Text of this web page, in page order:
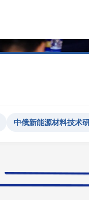
中俄新能源材料技术